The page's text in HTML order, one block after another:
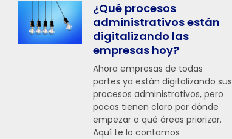
¿Qué procesos
administrativos están
digitalizando las
empresas hoy?
Ahora empresas de todas
partes ya están digitalizando sus
procesos administrativos, pero
pocas tienen claro por dónde
empezar o qué áreas priorizar.
Aquí te lo contamos